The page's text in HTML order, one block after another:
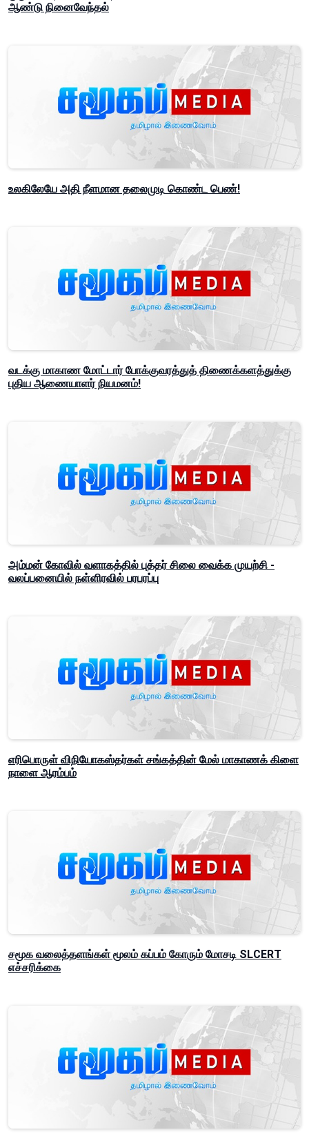
ஆண்டு நினைவேந்தல்
உலகிலேயே அதி நீளமான தலைமுடி கொண்ட பெண்!
வடக்கு மாகாண மோட்டார் போக்குவரத்துத் திணைக்களத்துக்கு
புதிய ஆணையாளர் நியமனம்!
அம்மன் கோவில் வளாகத்தில் புத்தர் சிலை வைக்க முயற்சி -
வலப்பனையில் நள்ளிரவில் பரபரப்பு
எரிபொருள் விநியோகஸ்தர்கள் சங்கத்தின் மேல் மாகாணக் கிளை
நாளை ஆரம்பம்
சமூக வலைத்தளங்கள் மூலம் கப்பம் கோரும் மோசடி SLCERT
எச்சரிக்கை